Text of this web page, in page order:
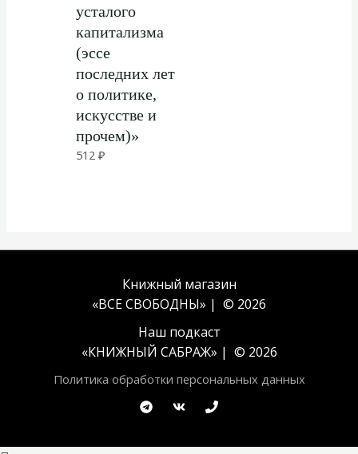
усталого
капитализма
(эссе
последних лет
о политике,
искусстве и
прочем)»
512₽
Книжный магазин
«ВСЕ СВОБОДНЫ» | © 2026
Наш подкаст
«КНИЖНЫЙ САБРАЖ» | © 2026
Политика обработки персональных данных